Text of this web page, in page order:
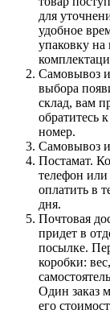
для
удобное
упаковку на
Самовывоз
выбора
склад, вам
обратитесь
номер.
Самовывоз
Постамат.
телефон
оплатить в
дня.
Почтовая
придет в
посылке.
коробки:
Один заказ
его